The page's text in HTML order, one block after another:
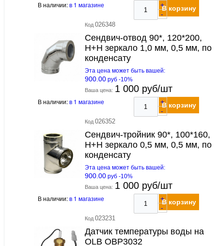
В наличии:в 1 магазине
+
-
В корзину
Код 026348
Сендвич-отвод 90*, 120*200,
Н+Н зеркало 1,0 мм, 0,5 мм, по
конденсату
Эта цена может быть вашей:
900.00 руб -10%
Ваша цена: 1 000 руб/шт
В наличии:в 1 магазине
+
-
В корзину
Код 026352
Сендвич-тройник 90*, 100*160,
Н+Н зеркало 0,5 мм, 0,5 мм, по
конденсату
Эта цена может быть вашей:
900.00 руб -10%
Ваша цена: 1 000 руб/шт
В наличии:в 1 магазине
+
-
В корзину
Код 023231
Датчик температуры воды на
OLB OBP3032